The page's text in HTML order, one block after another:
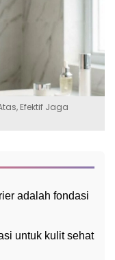
Efektif Jaga
adalah fondasi
untuk kulit sehat